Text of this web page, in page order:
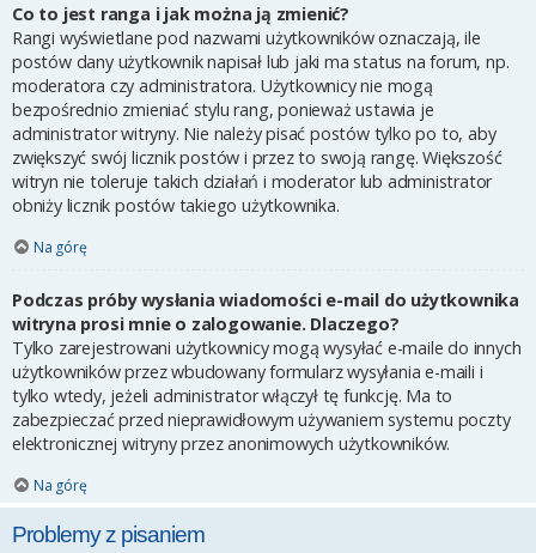
Co to jest ranga i jak można ją zmienić?
Rangi wyświetlane pod nazwami użytkowników oznaczają, ile
postów dany użytkownik napisał lub jaki ma status na forum, np.
moderatora czy administratora. Użytkownicy nie mogą
bezpośrednio zmieniać stylu rang, ponieważ ustawia je
administrator witryny. Nie należy pisać postów tylko po to, aby
zwiększyć swój licznik postów i przez to swoją rangę. Większość
witryn nie toleruje takich działań i moderator lub administrator
obniży licznik postów takiego użytkownika.
Na górę
Podczas próby wysłania wiadomości e-mail do użytkownika
witryna prosi mnie o zalogowanie. Dlaczego?
Tylko zarejestrowani użytkownicy mogą wysyłać e-maile do innych
użytkowników przez wbudowany formularz wysyłania e-maili i
tylko wtedy, jeżeli administrator włączył tę funkcję. Ma to
zabezpieczać przed nieprawidłowym używaniem systemu poczty
elektronicznej witryny przez anonimowych użytkowników.
Na górę
Problemy z pisaniem